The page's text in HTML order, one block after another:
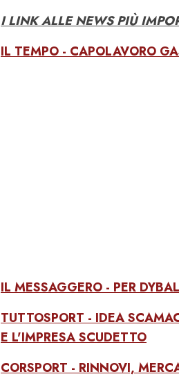
I LINK ALLE NEWS PIÙ
IL TEMPO - CAPOLAVORO
IL MESSAGGERO - PER
TUTTOSPORT - IDEA
E L'IMPRESA SCUDETTO
CORSPORT - RINNOVI,